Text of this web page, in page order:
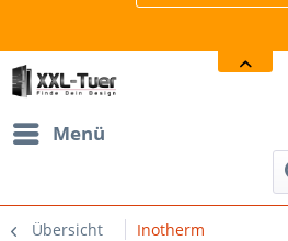
Menü
Übersicht Inotherm